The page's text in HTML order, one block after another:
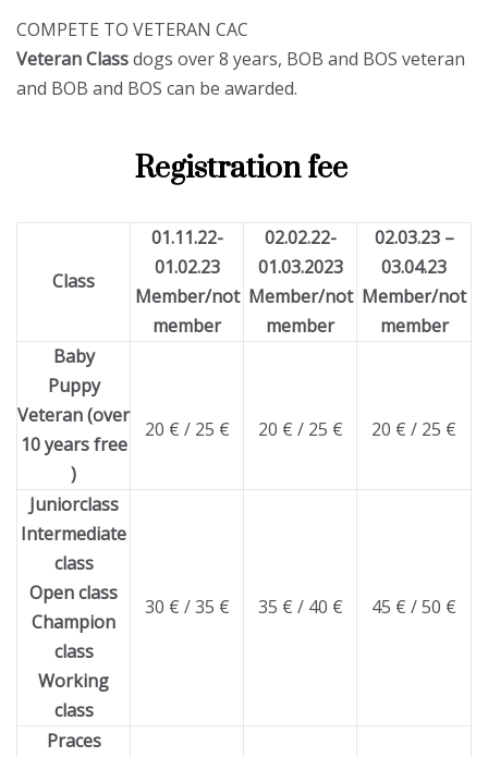
COMPETE TO VETERAN CAC
Veteran Classdogs over 8 years, BOB and BOS veteran
and BOB and BOS can be awarded.
Registration fee
Class
01.11.22-
01.02.23
Member/not
member
02.02.22-
01.03.2023
Member/not
member
02.03.23 –
03.04.23
Member/not
member
Baby
Puppy
Veteran (over
10 years free
)
20 € / 25 € 20 € / 25 € 20 € / 25 €
Juniorclass
Intermediate
class
Open class
Champion
class
Working
class
30 € / 35 € 35 € / 40 € 45 € / 50 €
Praces